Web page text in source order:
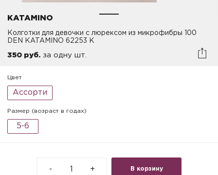
KATAMINO
Колготки для девочки с люрексом из микрофибры 100
DEN KATAMINO 62253 K
350 руб. за одну шт.
Цвет
Ассорти
Размер (возраст в годах)
5-6
В корзину
- +